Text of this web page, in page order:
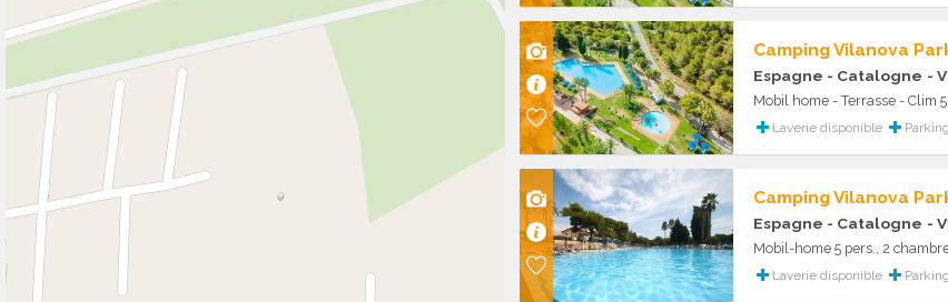
Camping Vilanova
Espagne - Catalogne -
Mobil home - Terrasse - Clim
Laverie disponible
Camping Vilanova
Espagne - Catalogne -
Mobil-home 5 pers., 2
Laverie disponible